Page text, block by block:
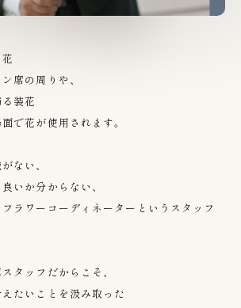
席の周りや、
装花
で花が使用されます。
ない、
いか分からない、
ラワーコーディネーターというスタッフ
タッフだからこそ、
たいことを汲み取った